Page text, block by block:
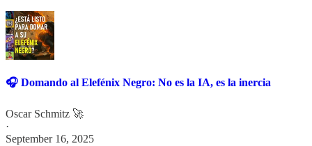
🎧 Domando al Elefénix Negro: No es la IA, es la inercia
Oscar Schmitz 🚀
·
September 16, 2025